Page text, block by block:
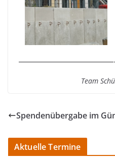
Team
Spendenübergabe im
Aktuelle Termine